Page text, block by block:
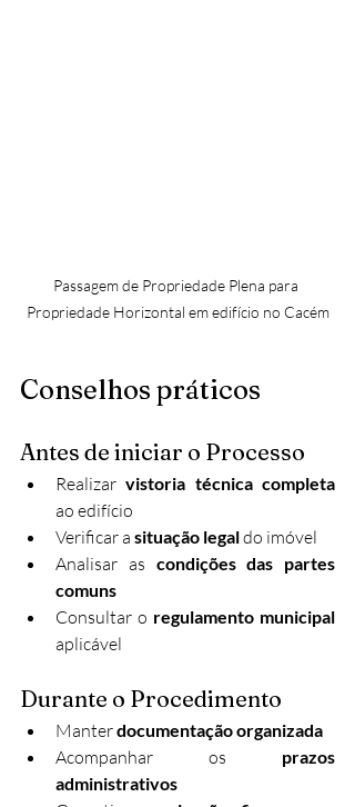
Passagem de Propriedade Plena para
Propriedade Horizontal em edifício no Cacém
Conselhos práticos
Antes de iniciar o Processo
Realizar vistoria técnica completa
ao edifício
Verificar a situação legal do imóvel
Analisar as condições das partes
comuns
Consultar o regulamento municipal
aplicável
Durante o Procedimento
Manter documentação organizada
Acompanhar os prazos
administrativos